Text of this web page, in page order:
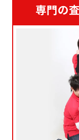
専門の